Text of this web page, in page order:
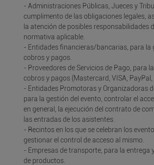
- Administraciones Públicas, Jueces y
cumplimento de las obligaciones legales,
la atención de posibles responsabilidades
normativa aplicable.
- Entidades financieras/bancarias, para la
cobros y pagos.
- Proveedores de Servicios de Pago, para
cobros y pagos (Mastercard, VISA, PayPal,
- Entidades Promotoras y Organizadoras
para la gestión del evento, controlar el
en general, la ejecución del contrato de
las entradas de los asistentes.
- Recintos en los que se celebran los
gestionar el control de acceso al mismo.
- Empresas de transporte, para la entrega
de productos.